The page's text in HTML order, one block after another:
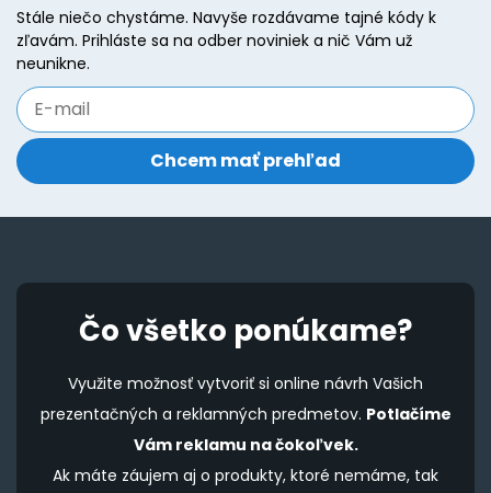
be
on
product
page
Stále niečo chystáme. Navyše rozdávame tajné kódy k
zľavám. Prihláste sa na odber noviniek a nič Vám už
neunikne.
Čo všetko ponúkame?
Využite možnosť vytvoriť si online návrh Vašich
prezentačných a reklamných predmetov. Potlačíme
Vám reklamu na čokoľvek.
Ak máte záujem aj o produkty, ktoré nemáme, tak